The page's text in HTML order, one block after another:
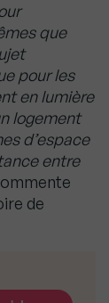
que
pour les
en lumière
logement
d’espace
entre
de